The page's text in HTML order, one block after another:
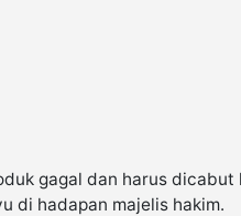
gagal dan harus
di hadapan majelis hakim.